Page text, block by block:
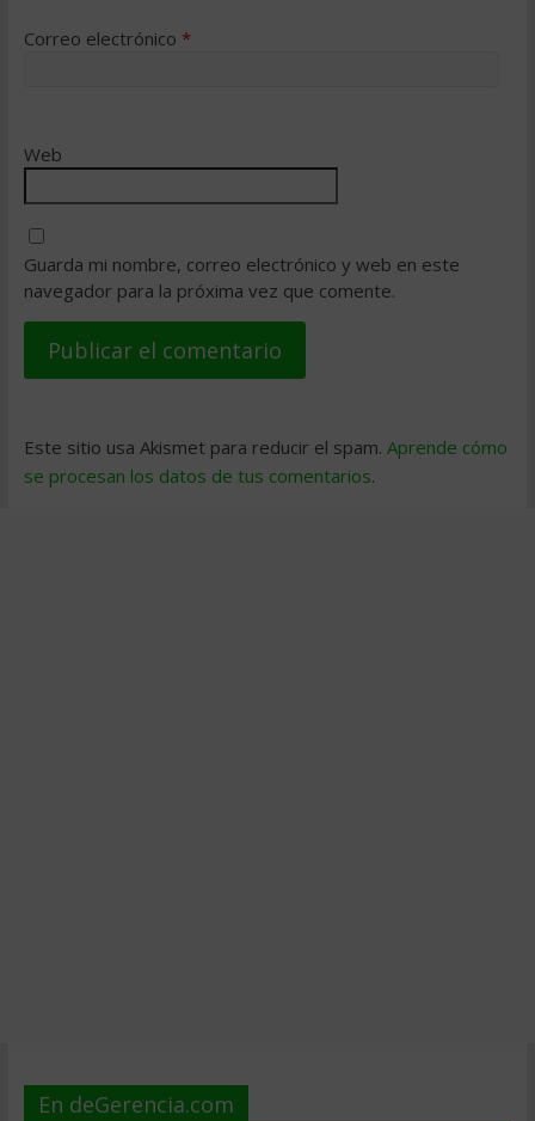
Correo electrónico *
Web
Guarda mi nombre, correo electrónico y web en este
navegador para la próxima vez que comente.
Este sitio usa Akismet para reducir el spam. Aprende cómo
se procesan los datos de tus comentarios.
En deGerencia.com